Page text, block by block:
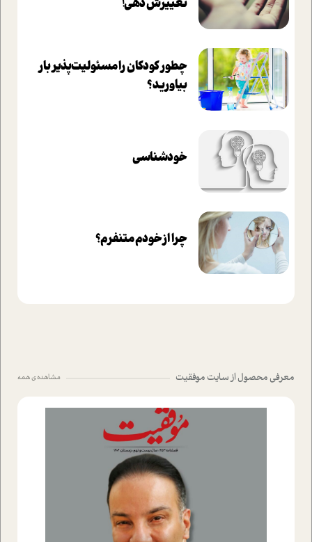
تغييرش دهي!‏
چطور کودکان را مسئولیت‌پذیر بار
بیاورید؟
خودشناسی
چرا از خودم متنفرم؟
معرفی محصول از سایت موفقیت مشاهده ی همه